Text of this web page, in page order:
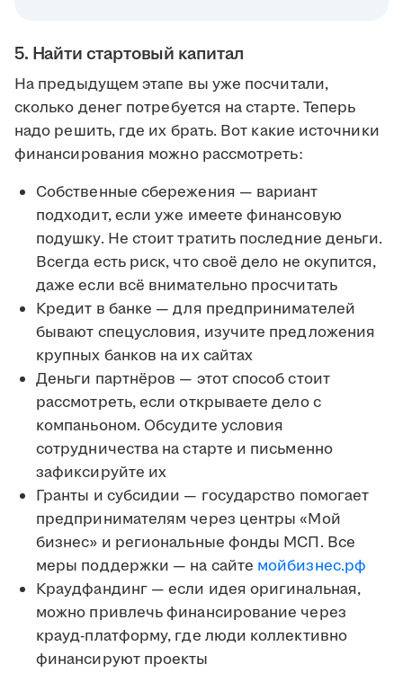
5. Найти стартовый капитал
На предыдущем этапе вы уже посчитали,
сколько денег потребуется на старте. Теперь
надо решить, где их брать. Вот какие источники
финансирования можно рассмотреть:
Собственные сбережения — вариант
подходит, если уже имеете финансовую
подушку. Не стоит тратить последние деньги.
Всегда есть риск, что своё дело не окупится,
даже если всё внимательно просчитать
Кредит в банке — для предпринимателей
бывают спецусловия, изучите предложения
крупных банков на их сайтах
Деньги партнёров — этот способ стоит
рассмотреть, если открываете дело с
компаньоном. Обсудите условия
сотрудничества на старте и письменно
зафиксируйте их
Гранты и субсидии — государство помогает
предпринимателям через центры «Мой
бизнес» и региональные фонды МСП. Все
меры поддержки — на сайте мойбизнес.рф
Краудфандинг — если идея оригинальная,
можно привлечь финансирование через
крауд-платформу, где люди коллективно
финансируют проекты